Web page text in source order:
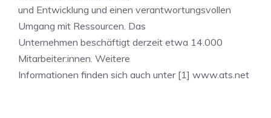
und Entwicklung und einen verantwortungsvollen
Umgang mit Ressourcen. Das
Unternehmen beschäftigt derzeit etwa 14.000
Mitarbeiter:innen. Weitere
Informationen finden sich auch unter [1] www.ats.net